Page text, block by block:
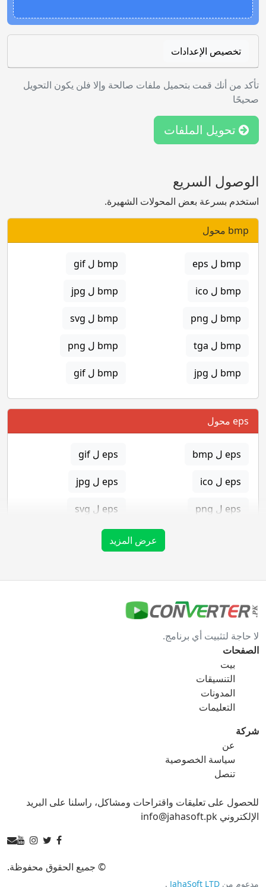
تخصيص الإعدادات
تأكد من أنك قمت بتحميل ملفات صالحة وإلا فلن يكون التحويل
صحيحًا
تحويل الملفات
الوصول السريع
استخدم بسرعة بعض المحولات الشهيرة.
bmp محول
bmp ل eps bmp ل gif
bmp ل ico bmp ل jpg
bmp ل png bmp ل svg
bmp ل tga bmp ل png
bmp ل jpg bmp ل gif
eps محول
eps ل bmp eps ل gif
eps ل ico eps ل jpg
eps ل png eps ل svg
gif محول
gif ل bmp
gif ل ico
gif ل png
gif ل tga
ico ل bmp
ico ل gif ico ل jpg
عرض المزيد
لا حاجة لتثبيت أي برنامج.
الصفحات
بيت
التنسيقات
المدونات
التعليمات
شركة
عن
سياسة الخصوصية
تنصل
للحصول على تعليقات واقتراحات ومشاكل، راسلنا على البريد
الإلكتروني info@jahasoft.pk
© جميع الحقوق محفوظة.
مدعوم من JahaSoft LTD
.